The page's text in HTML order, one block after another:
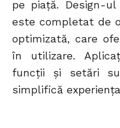
pe piață. Design-
este completat de
optimizată, care
în utilizare.
funcții și setări
simplifică